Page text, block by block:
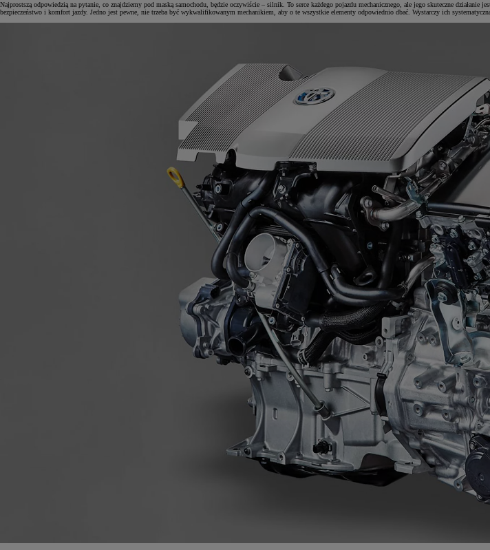
Najprostszą odpowiedzią na pytanie, co znajdziemy pod maską samochodu, będzie oczywiście – silnik. To serce każdego pojazdu mechanicznego, ale jego skuteczne
bezpieczeństwo i komfort jazdy. Jedno jest pewne, nie trzeba być wykwalifikowanym mechanikiem, aby o te wszystkie elementy odpowiednio dbać. Wystarczy ich